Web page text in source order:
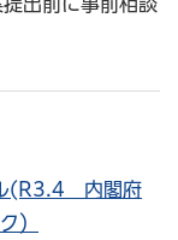
ル(R3.4 内閣府
）